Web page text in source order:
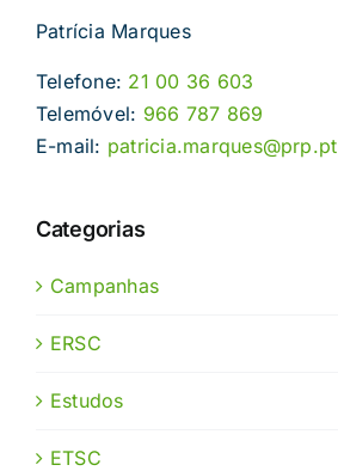
Patrícia Marques
Telefone: 21 00 36 603
Telemóvel: 966 787 869
E-mail: patricia.marques@prp.pt
Categorias
Campanhas
ERSC
Estudos
ETSC